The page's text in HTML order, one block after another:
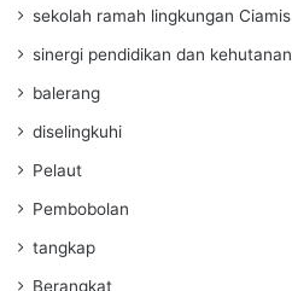
sekolah ramah lingkungan Ciamis
sinergi pendidikan dan kehutanan
balerang
diselingkuhi
Pelaut
Pembobolan
tangkap
Berangkat